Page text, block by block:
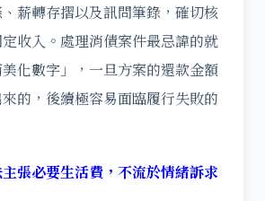
薪轉存摺以及訊問筆錄，確切核
收入。處理消債案件最忌諱的就
化數字」，一旦方案的還款金額
的，後續極容易面臨履行失敗的
張必要生活費，不流於情緒訴求